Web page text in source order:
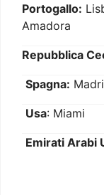
Portogallo:
Amadora
Repubblica
Spagna:
Usa: Miami
Emirati Arabi